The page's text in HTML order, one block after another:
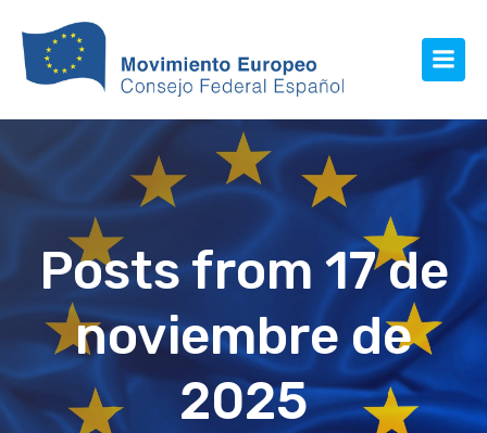
Posts from 17 de
noviembre de
2025